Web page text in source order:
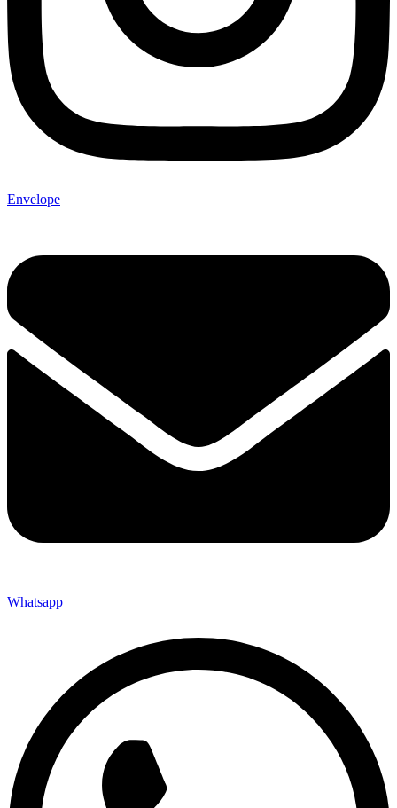
Envelope
Whatsapp